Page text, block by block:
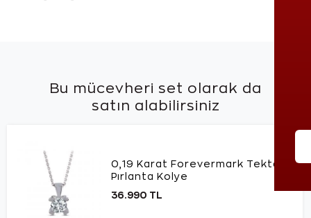
Bu mücevheri set olarak da
satın alabilirsiniz
0,19 Karat Forevermark Tektaş
Pırlanta Kolye
36.990 TL